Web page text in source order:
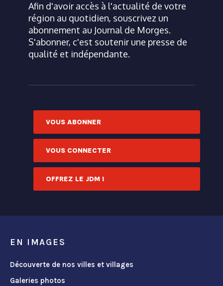
Afin d'avoir accès à l'actualité de votre
région au quotidien, souscrivez un
abonnement au Journal de Morges.
S'abonner, c'est soutenir une presse de
qualité et indépendante.
VOUS ABONNER
VOUS CONNECTER
OFFREZ LE JDM !
EN IMAGES
Découverte de nos villes et villages
Galeries photos